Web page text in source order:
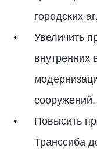
городских
Увеличить
внутренних
сооружений.
Повысить
Транссиба